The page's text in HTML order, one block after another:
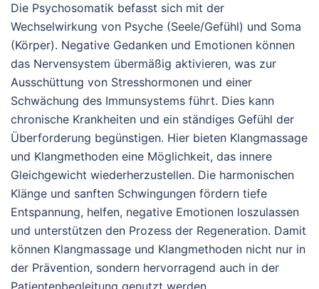
Die Psychosomatik befasst sich mit der
Wechselwirkung von Psyche (Seele/Gefühl) und Soma
(Körper). Negative Gedanken und Emotionen können
das Nervensystem übermäßig aktivieren, was zur
Ausschüttung von Stresshormonen und einer
Schwächung des Immunsystems führt. Dies kann
chronische Krankheiten und ein ständiges Gefühl der
Überforderung begünstigen. Hier bieten Klangmassage
und Klangmethoden eine Möglichkeit, das innere
Gleichgewicht wiederherzustellen. Die harmonischen
Klänge und sanften Schwingungen fördern tiefe
Entspannung, helfen, negative Emotionen loszulassen
und unterstützen den Prozess der Regeneration. Damit
können Klangmassage und Klangmethoden nicht nur in
der Prävention, sondern hervorragend auch in der